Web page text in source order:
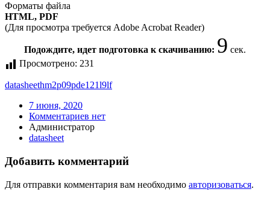
Форматы файла
HTML, PDF
(Для просмотра требуется Adobe Acrobat Reader)
Подождите, идет подготовка к скачиванию: 9 сек.
Просмотрено: 231
datasheethm2p09pde121l9lf
7 июня, 2020
Комментариев нет
Администратор
datasheet
Добавить комментарий
Для отправки комментария вам необходимо авторизоваться.